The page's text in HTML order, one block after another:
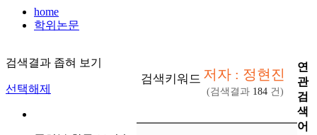
home
학위논문
검색결과 좁혀 보기
선택해제
검색키워드 저자 : 정현진
(검색결과 184 건)
연
관
검
색
어